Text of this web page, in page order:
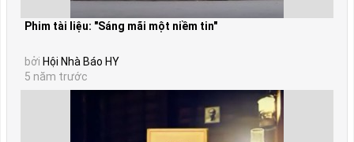
Phim tài liệu: "Sáng mãi một niềm tin"
bởi Hội Nhà Báo HY
5 năm trước